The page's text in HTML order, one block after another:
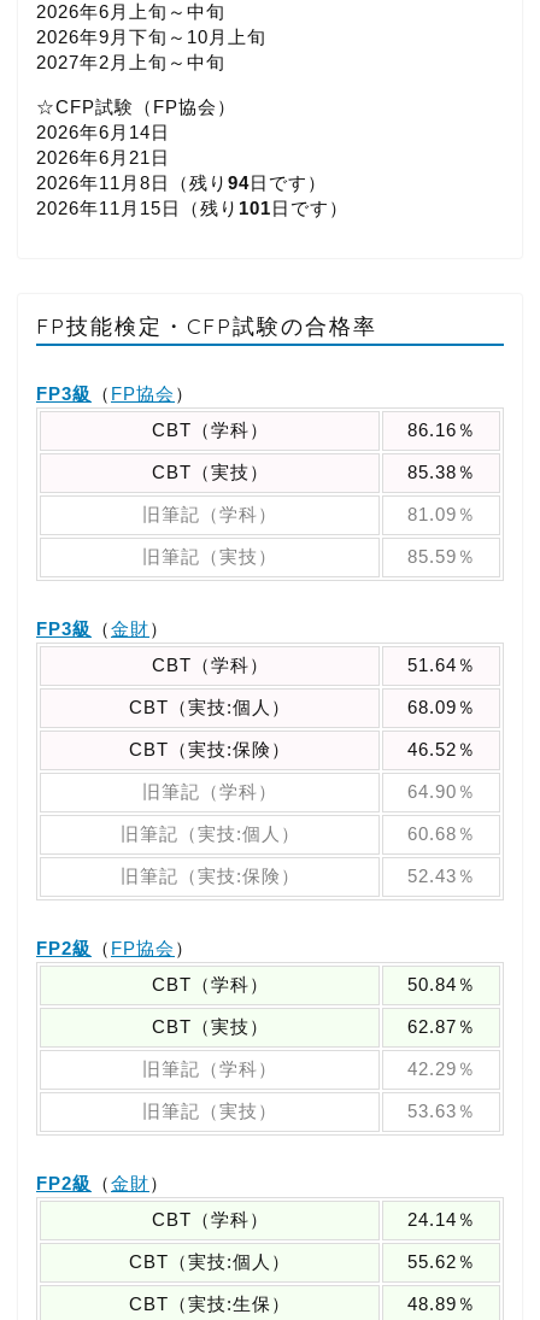
2026年6月上旬～中旬
2026年9月下旬～10月上旬
2027年2月上旬～中旬
☆CFP試験（FP協会）
2026年6月14日
2026年6月21日
2026年11月8日（残り 94日です）
2026年11月15日（残り 101日です）
FP技能検定・CFP試験の合格率
FP3級 （ FP協会 ）
CBT（学科）
86.16％
CBT（実技） 85.38％
旧筆記（学科） 81.09％
旧筆記（実技） 85.59％
FP3級 （金財）
CBT（学科）
51.64％
CBT（実技:個人） 68.09％
CBT（実技:保険） 46.52％
旧筆記（学科） 64.90％
旧筆記（実技:個人） 60.68％
旧筆記（実技:保険） 52.43％
FP2級 （ FP協会 ）
CBT（学科）
50.84％
CBT（実技） 62.87％
旧筆記（学科） 42.29％
旧筆記（実技） 53.63％
FP2級 （金財）
CBT（学科）
24.14％
CBT（実技:個人） 55.62％
CBT（実技:生保） 48.89％